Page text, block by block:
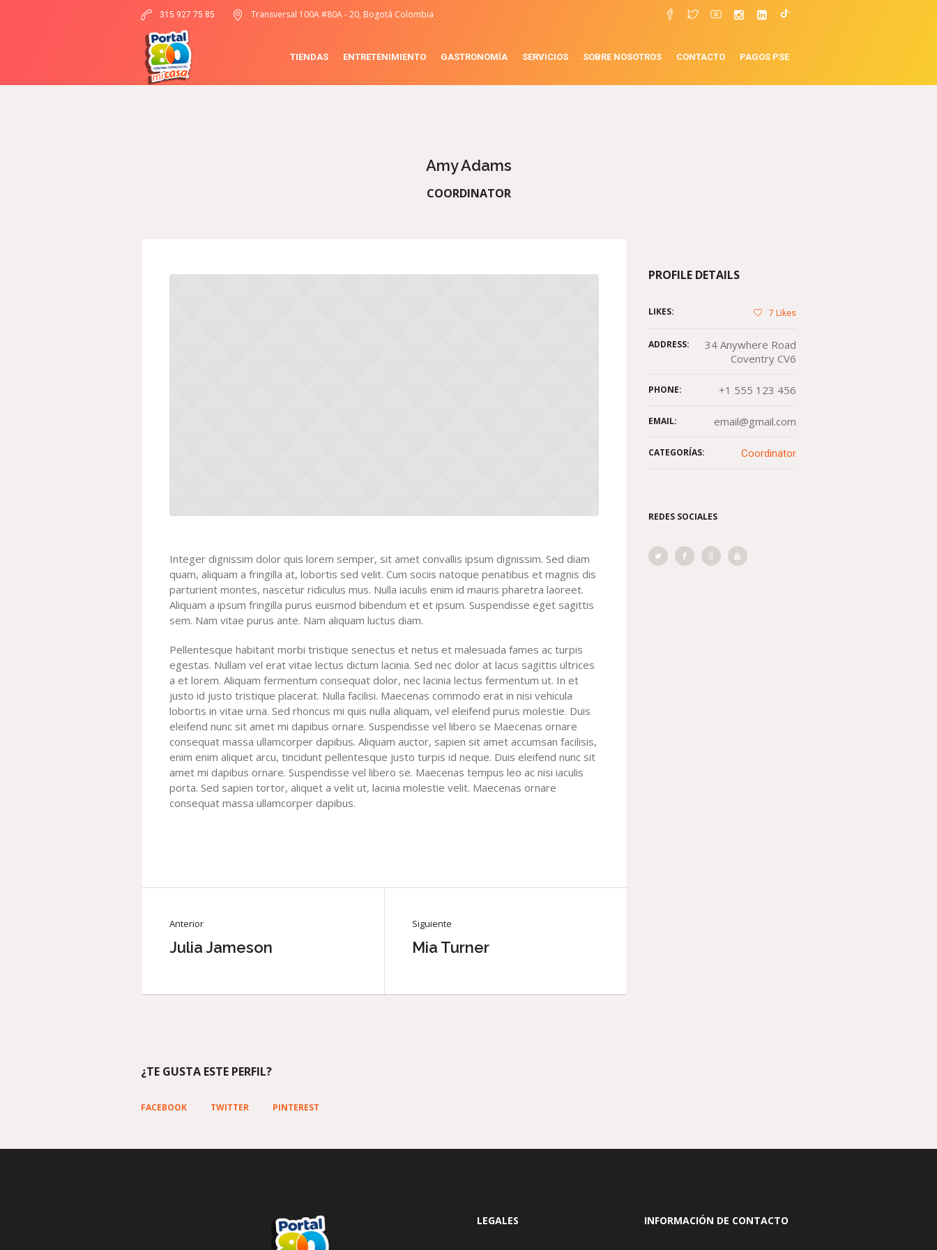
315 927 75 85 Transversal 100A #80A - 20, Bogotá Colombia
TIENDAS ENTRETENIMIENTO GASTRONOMÍA SERVICIOS SOBRE NOSOTROS CONTACTO PAGOS PSE
Amy Adams
СOORDINATOR
Integer dignissim dolor quis lorem semper, sit amet convallis ipsum dignissim. Sed diam
quam, aliquam a fringilla at, lobortis sed velit. Cum sociis natoque penatibus et magnis dis
parturient montes, nascetur ridiculus mus. Nulla iaculis enim id mauris pharetra laoreet.
Aliquam a ipsum fringilla purus euismod bibendum et et ipsum. Suspendisse eget sagittis
sem. Nam vitae purus ante. Nam aliquam luctus diam.
Pellentesque habitant morbi tristique senectus et netus et malesuada fames ac turpis
egestas. Nullam vel erat vitae lectus dictum lacinia. Sed nec dolor at lacus sagittis ultrices
a et lorem. Aliquam fermentum consequat dolor, nec lacinia lectus fermentum ut. In et
justo id justo tristique placerat. Nulla facilisi. Maecenas commodo erat in nisi vehicula
lobortis in vitae urna. Sed rhoncus mi quis nulla aliquam, vel eleifend purus molestie. Duis
eleifend nunc sit amet mi dapibus ornare. Suspendisse vel libero se Maecenas ornare
consequat massa ullamcorper dapibus. Aliquam auctor, sapien sit amet accumsan facilisis,
enim enim aliquet arcu, tincidunt pellentesque justo turpis id neque. Duis eleifend nunc sit
amet mi dapibus ornare. Suspendisse vel libero se. Maecenas tempus leo ac nisi iaculis
porta. Sed sapien tortor, aliquet a velit ut, lacinia molestie velit. Maecenas ornare
consequat massa ullamcorper dapibus.
Anterior
Julia Jameson
Siguiente
Mia Turner
PROFILE DETAILS
LIKES: 7 Likes
ADDRESS:
34 Anywhere Road
Coventry CV6
PHONE: +1 555 123 456
EMAIL: email@gmail.com
CATEGORÍAS: Сoordinator
REDES SOCIALES
¿TE GUSTA ESTE PERFIL?
FACEBOOK TWITTER PINTEREST
LEGALES INFORMACIÓN DE CONTACTO